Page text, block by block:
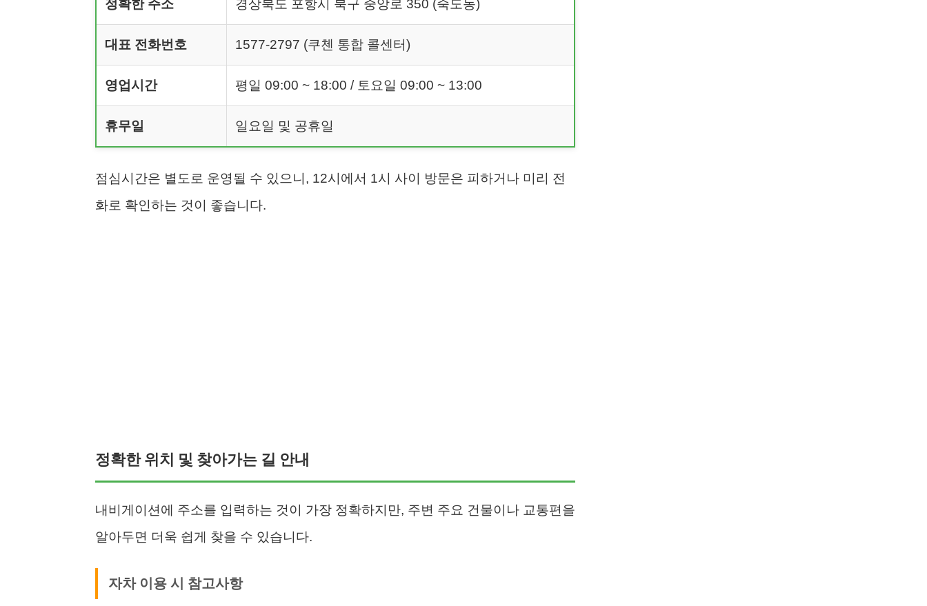
정확한 주소 경상북도 포항시 북구 중앙로 350 (죽도동)
대표 전화번호 1577-2797 (쿠첸 통합 콜센터)
영업시간 평일 09:00 ~ 18:00 / 토요일 09:00 ~ 13:00
휴무일 일요일 및 공휴일
점심시간은 별도로 운영될 수 있으니, 12시에서 1시 사이 방문은 피하거나 미리 전
화로 확인하는 것이 좋습니다.
정확한 위치 및 찾아가는 길 안내
내비게이션에 주소를 입력하는 것이 가장 정확하지만, 주변 주요 건물이나 교통편을
알아두면 더욱 쉽게 찾을 수 있습니다.
자차 이용 시 참고사항